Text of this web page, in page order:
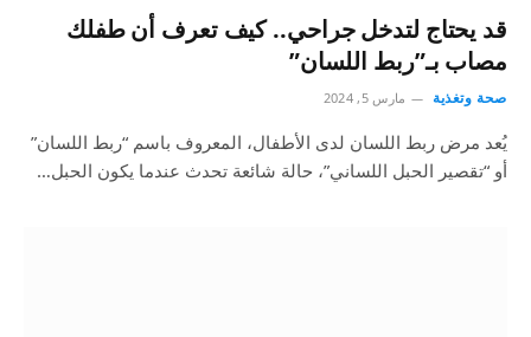
قد يحتاج لتدخل جراحي.. كيف تعرف أن طفلك
مصاب بـ”ربط اللسان”
صحة وتغذية مارس 5, 2024
يُعد مرض ربط اللسان لدى الأطفال، المعروف باسم “ربط اللسان”
أو “تقصير الحبل اللساني”، حالة شائعة تحدث عندما يكون الحبل…